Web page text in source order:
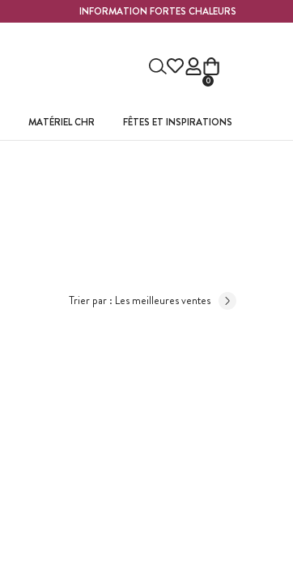
INFORMATION FORTES CHALEURS
0
MATÉRIEL CHR FÊTES ET INSPIRATIONS
Trier par : Les meilleures ventes